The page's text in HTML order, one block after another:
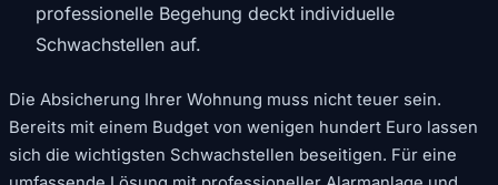
professionelle Begehung deckt individuelle
Schwachstellen auf.
Die Absicherung Ihrer Wohnung muss nicht teuer sein.
Bereits mit einem Budget von wenigen hundert Euro lassen
sich die wichtigsten Schwachstellen beseitigen. Für eine